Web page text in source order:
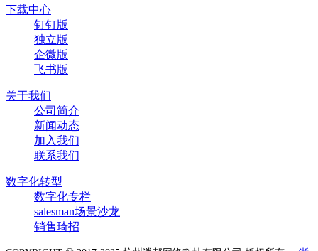
下载中心
钉钉版
独立版
企微版
飞书版
关于我们
公司简介
新闻动态
加入我们
联系我们
数字化转型
数字化专栏
salesman场景沙龙
销售琦招